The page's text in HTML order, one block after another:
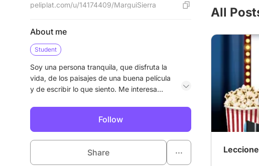
peliplat.com/u/14174409/MarguiSierra
About me
Student
Soy una persona tranquila, que disfruta la
vida, de los paisajes de una buena película
y de escribir lo que siento. Me interesa
el cine porque me ayuda a entender la
realidad desde otros ojos. Escribir es mi
forma de expresarme y de conectar con lo
que me rodea.
Follow
Share ...
All